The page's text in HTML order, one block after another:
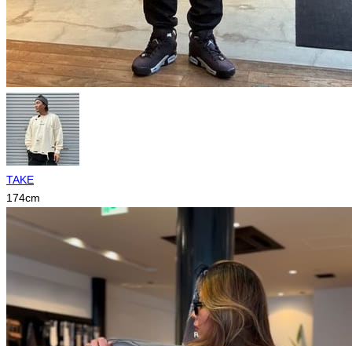
TAKE
174cm